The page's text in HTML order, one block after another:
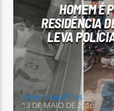
HOMEM É
RESIDÊNCIA
LEVA
Diego Magalhães
13 DE MAIO DE 2026